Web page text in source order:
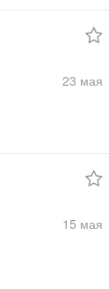
23 мая
15 мая